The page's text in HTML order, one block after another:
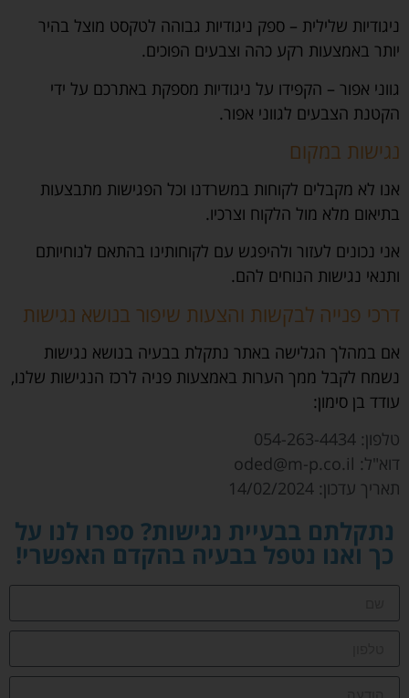
ניגודיות שלילית – ספק ניגודיות גבוהה לטקסט מוצל בהיר
יותר באמצעות רקע כהה וצבעים הפוכים.
גווני אפור – הקפידו על ניגודיות מספקת באתרכם על ידי
הקטנת הצבעים לגווני אפור.
נגישות במקום
אנו לא מקבלים לקוחות במשרדנו וכל הפגישות מתבצעות
בתיאום מלא מול הלקוח וצרכיו.
אני נכונים לעזור ולהיפגש עם לקוחותינו בהתאם לנוחיותם
ותנאי נגישות הנוחים להם.
דרכי פנייה לבקשות והצעות שיפור בנושא נגישות
אם במהלך הגלישה באתר נתקלת בבעיה בנושא נגישות
נשמח לקבל ממך הערות באמצעות פניה לרכז הנגישות שלנו,
עודד בן סימון:
טלפון: 054-263-4434
דוא"ל: oded@m-p.co.il
תאריך עדכון: 14/02/2024
נתקלתם בבעיית נגישות? ספרו לנו על
כך ואנו נטפל בבעיה בהקדם האפשרי!